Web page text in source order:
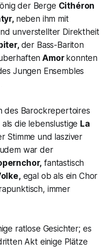
der Berge Cithéron
neben ihm mit
unverstellter Direktheit
der Bass-Bariton
Amor konnten
Jungen Ensembles
des Barockrepertoires
die lebenslustige La
Stimme und lasziver
war der
fantastisch
egal ob als ein Chor
immer
ratlose Gesichter; es
Akt einige Plätze